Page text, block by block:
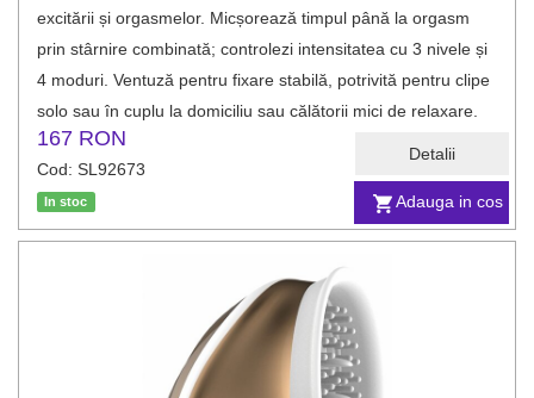
Adauga in cos
Detalii
excitării și orgasmelor. Micșorează timpul până la orgasm
prin stârnire combinată; controlezi intensitatea cu 3 nivele și
4 moduri. Ventuză pentru fixare stabilă, potrivită pentru clipe
solo sau în cuplu la domiciliu sau călătorii mici de relaxare.
167 RON
Cod: SL92673
In stoc